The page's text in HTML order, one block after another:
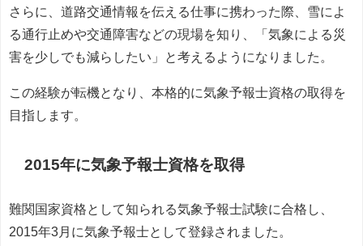
さらに、道路交通情報を伝える仕事に携わった際、雪によ
る通行止めや交通障害などの現場を知り、「気象による災
害を少しでも減らしたい」と考えるようになりました。
この経験が転機となり、本格的に気象予報士資格の取得を
目指します。
2015年に気象予報士資格を取得
難関国家資格として知られる気象予報士試験に合格し、
2015年3月に気象予報士として登録されました。